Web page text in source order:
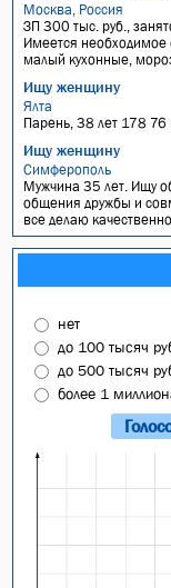
Москва, Россия
ЗП 300 тыс. руб.,
Имеется необходимое
малый кухонные,
Ищу женщину
Ялта
Парень, 38 лет 178
Ищу женщину
Симферополь
Мужчина 35 лет. Ищу
общения дружбы и
все делаю
нет
до 100 тысяч
до 500 тысяч
более 1